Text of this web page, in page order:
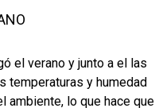
el verano y junto a el las
temperaturas y humedad
ambiente, lo que hace que